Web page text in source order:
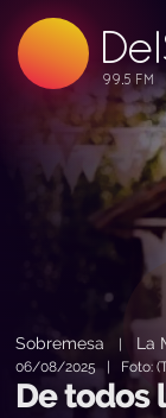
99.5 FM
99.5 FM
99.5 FM
Sobremesa La
06/08/2025 | Foto:
De todos